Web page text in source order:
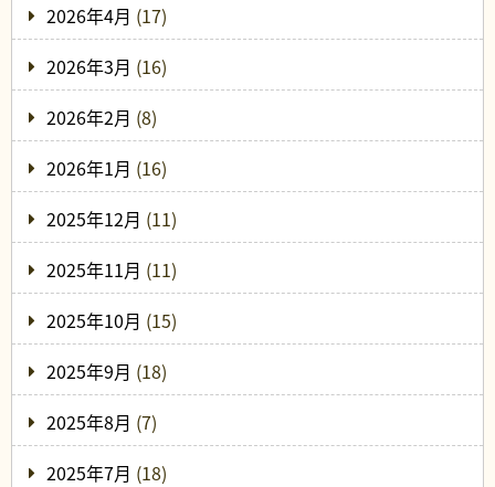
2026年4月 (17)
2026年3月 (16)
2026年2月 (8)
2026年1月 (16)
2025年12月 (11)
2025年11月 (11)
2025年10月 (15)
2025年9月 (18)
2025年8月 (7)
2025年7月 (18)